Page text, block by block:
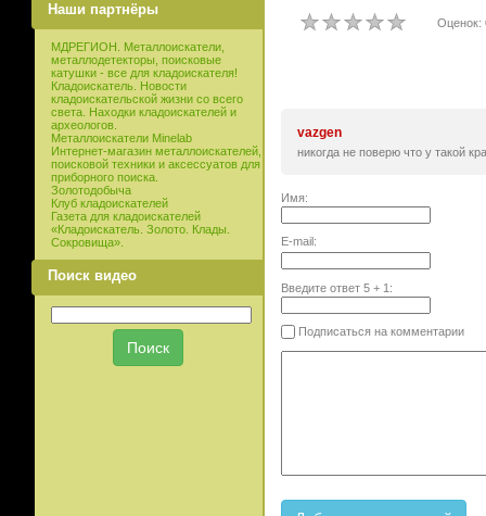
Наши партнёры
МДРЕГИОН. Металлоискатели,
металлодетекторы, поисковые
катушки - все для кладоискателя!
Кладоискатель. Новости
кладоискательской жизни со всего
света. Находки кладоискателей и
археологов.
Металлоискатели Minelab
Интернет-магазин металлоискателей,
поисковой техники и аксессуатов для
приборного поиска.
Золотодобыча
Клуб кладоискателей
Газета для кладоискателей
«Кладоискатель. Золото. Клады.
Сокровища».
Поиск видео
Оценок:
vazgen
никогда не поверю что у такой
Имя:
E-mail:
Введите ответ 5+ 1 :
Подписаться на комментарии